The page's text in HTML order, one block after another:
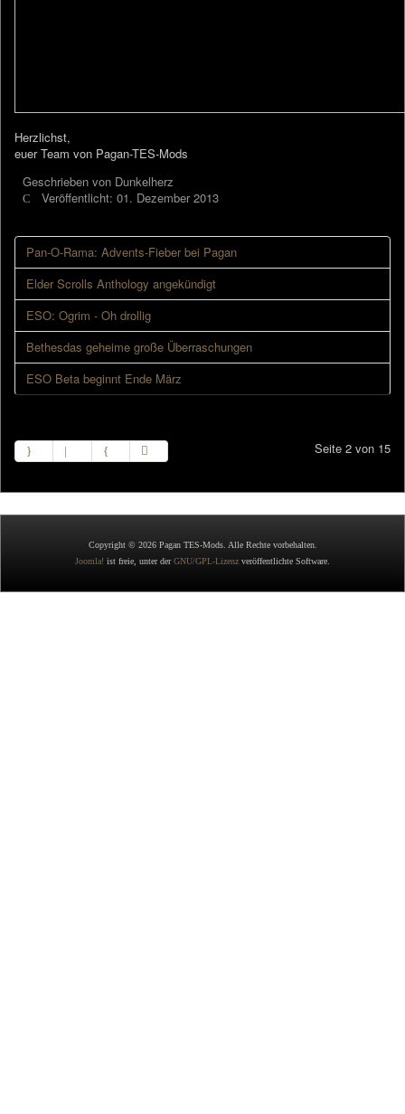
Herzlichst,
euer Team von Pagan-TES-Mods
Geschrieben von Dunkelherz
Veröffentlicht: 01. Dezember 2013
Pan-O-Rama: Advents-Fieber bei Pagan
Elder Scrolls Anthology angekündigt
ESO: Ogrim - Oh drollig
Bethesdas geheime große Überraschungen
ESO Beta beginnt Ende März
Seite 2 von 15
Copyright © 2026 Pagan TES-Mods. Alle Rechte vorbehalten.
Joomla! ist freie, unter derGNU/GPL-Lizenz veröffentlichte Software.